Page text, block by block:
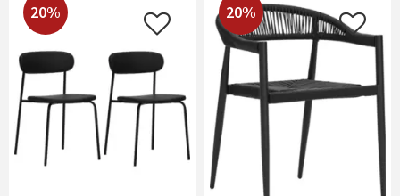
20% 20%